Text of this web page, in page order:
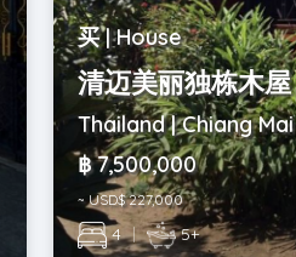
买 | House
清迈美丽独栋木屋
Thailand | Chiang Mai
฿ 7,500,000
~ USD$ 227,000
4 | 5+